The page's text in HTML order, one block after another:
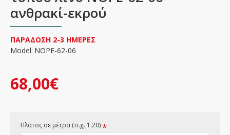
ανθρακί-εκρού
68,00€
ΠΑΡΑΔΟΣΗ 2-3 ΗΜΕΡΕΣ
Model: NOPE-62-06
Πλάτος σε μέτρα (π.χ. 1.20)